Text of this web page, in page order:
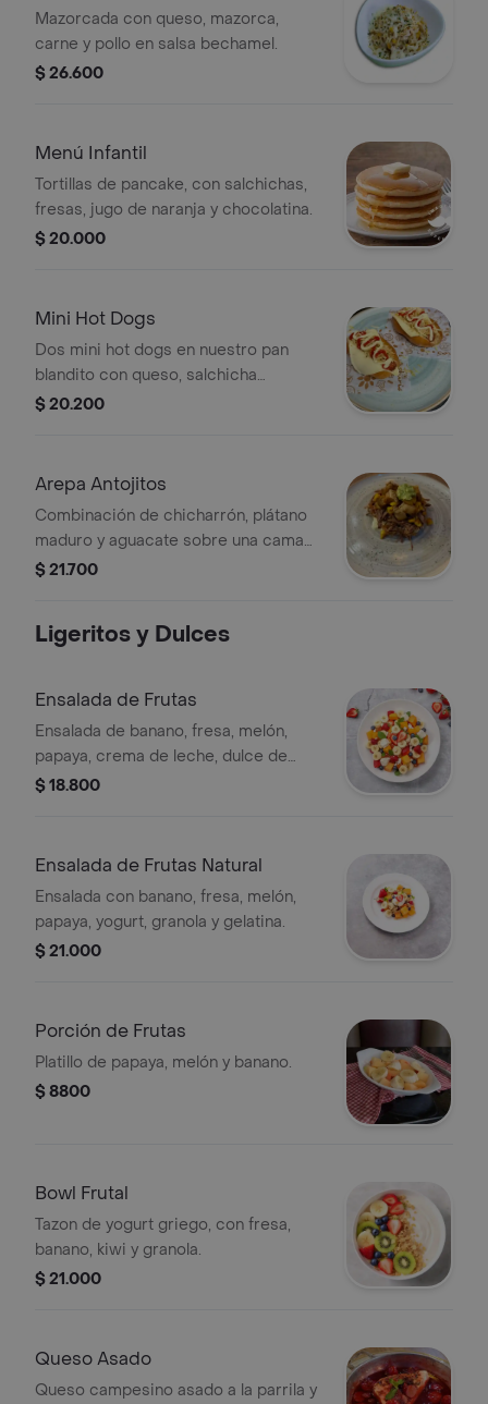
Mazorcada con queso, mazorca,
carne y pollo en salsa bechamel.
$ 26.600
Menú Infantil
Tortillas de pancake, con salchichas,
fresas, jugo de naranja y chocolatina.
$ 20.000
Mini Hot Dogs
Dos mini hot dogs en nuestro pan
blandito con queso, salchicha
ranchera, papa perro y salsas
$ 20.200
Arepa Antojitos
Combinación de chicharrón, plátano
maduro y aguacate sobre una cama
de carne desmechada y arepa de
$ 21.700
Ligeritos y Dulces
Ensalada de Frutas
Ensalada de banano, fresa, melón,
papaya, crema de leche, dulce de
frutas y queso.
$ 18.800
Ensalada de Frutas Natural
Ensalada con banano, fresa, melón,
papaya, yogurt, granola y gelatina.
$ 21.000
Porción de Frutas
Platillo de papaya, melón y banano.
$ 8800
Bowl Frutal
Tazon de yogurt griego, con fresa,
banano, kiwi y granola.
$ 21.000
Queso Asado
Queso campesino asado a la parrila y